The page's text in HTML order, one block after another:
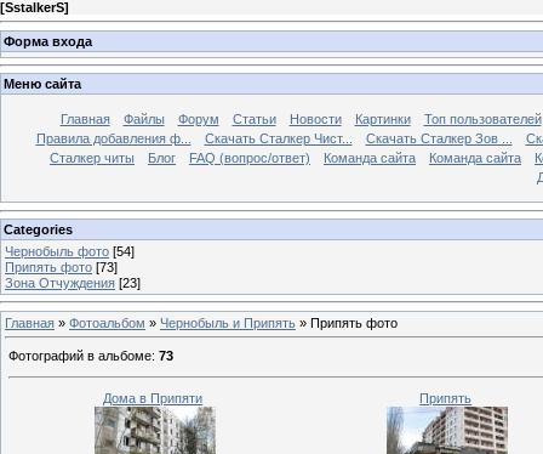
[SstalkerS]
Форма входа
Меню сайта
Главная Файлы Форум Статьи Новости Картинки
Топ пользователей
Правила добавления ф...
Скачать Сталкер Чист... Скачать Сталкер Зов ...
Сталкер читы
Блог FAQ (вопрос/ответ) Команда сайта Команда сайта
Categories
Чернобыль фото [54]
Припять фото [73]
Зона Отчуждения [23]
Главная » Фотоальбом » Чернобыль и Припять » Припять фото
Фотографий в альбоме: 73
Дома в Припяти Припять